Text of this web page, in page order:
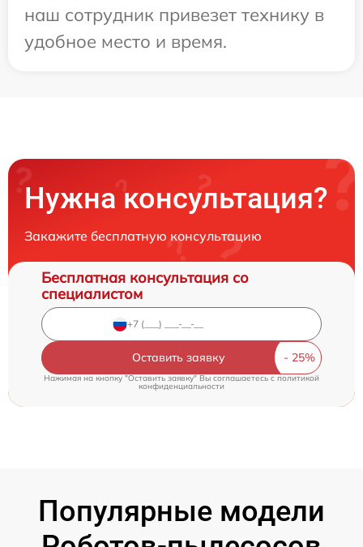
наш сотрудник привезет технику в
удобное место и время.
Нужна консультация?
Закажите бесплатную консультацию
Бесплатная консультация со
специалистом
Оставить заявку
Нажимая на кнопку "Оставить заявку" Вы соглашаетесь cполитикой
конфиденциальности
Популярные модели